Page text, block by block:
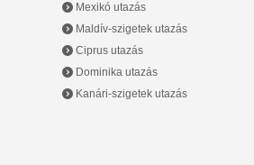
Mexikó utazás
Maldív-szigetek utazás
Ciprus utazás
Dominika utazás
Kanári-szigetek utazás